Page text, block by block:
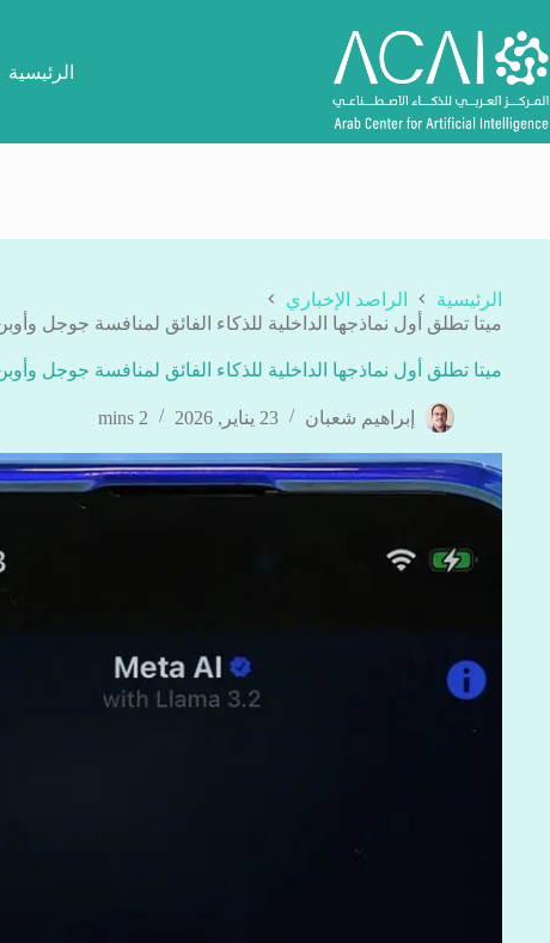
إلى
المحتوى
الرئيسية
الرئيسية
الراصد الإخباري
ميتا تطلق أول نماذجها الداخلية للذكاء الفائق لمنافسة جوجل
ميتا تطلق أول نماذجها الداخلية للذكاء الفائق لمنافسة جوجل
إبراهيم شعبان 23 يناير, 2026 2 mins